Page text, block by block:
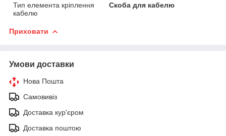
Тип елемента кріплення
кабелю
Скоба для кабелю
Приховати
Умови доставки
Нова Пошта
Самовивіз
Доставка кур'єром
Доставка поштою